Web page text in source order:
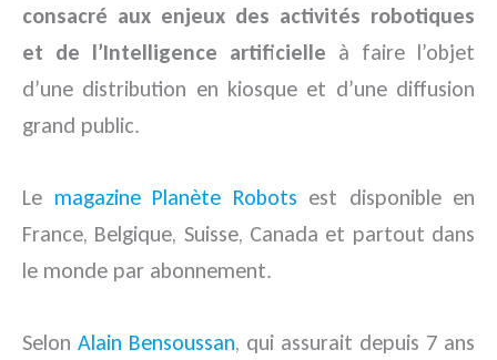
consacré aux enjeux des activités robotiques
et de l’Intelligence artificielle à faire l’objet
d’une distribution en kiosque et d’une diffusion
grand public.
Le magazine Planète Robots est disponible en
France, Belgique, Suisse, Canada et partout dans
le monde par abonnement.
Selon Alain Bensoussan, qui assurait depuis 7 ans